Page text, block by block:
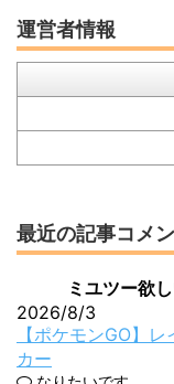
運営者情報
最近の記事コメ
ミユツー欲
2026/8/3
【ポケモンGO】
カー